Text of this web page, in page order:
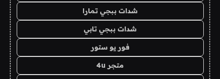
شدات ببجي تمارا
شدات ببجي تابي
فور يو ستور
متجر 4u